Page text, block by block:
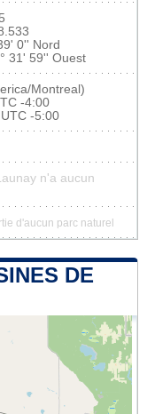
0'' Nord
31' 59'' Ouest
Montreal)
-4:00
-5:00
n'a aucun
d'aucun parc naturel
DE